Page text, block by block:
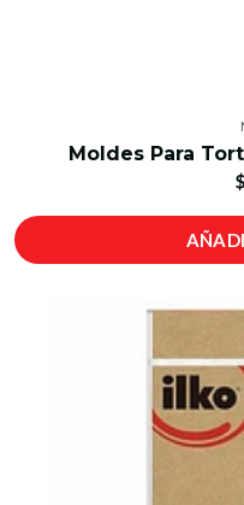
Moldes Para